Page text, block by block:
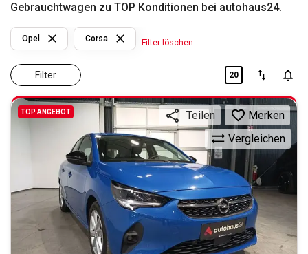
Gebrauchtwagen zu TOP Konditionen bei autohaus24.
Filter
Opel Corsa Filter löschen
20
TOP ANGEBOT
Vergleichen
Teilen Merken